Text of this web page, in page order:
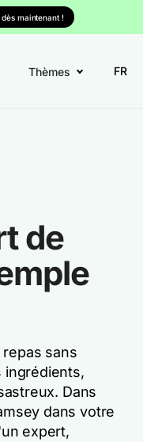
maintenant !
Thèmes FR
de
sans
ingrédients,
Dans
dans votre
expert,